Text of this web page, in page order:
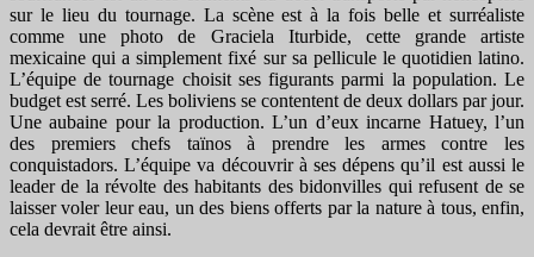
sur le lieu du tournage. La scène est à la fois belle et surréaliste
comme une photo de Graciela Iturbide, cette grande artiste
mexicaine qui a simplement fixé sur sa pellicule le quotidien latino.
L’équipe de tournage choisit ses figurants parmi la population. Le
budget est serré. Les boliviens se contentent de deux dollars par jour.
Une aubaine pour la production. L’un d’eux incarne Hatuey, l’un
des premiers chefs taïnos à prendre les armes contre les
conquistadors. L’équipe va découvrir à ses dépens qu’il est aussi le
leader de la révolte des habitants des bidonvilles qui refusent de se
laisser voler leur eau, un des biens offerts par la nature à tous, enfin,
cela devrait être ainsi.